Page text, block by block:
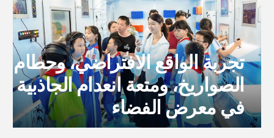
تجربة الواقع الافتراضي، وحطام
الصواريخ، ومتعة انعدام الجاذبية
في معرض الفضاء